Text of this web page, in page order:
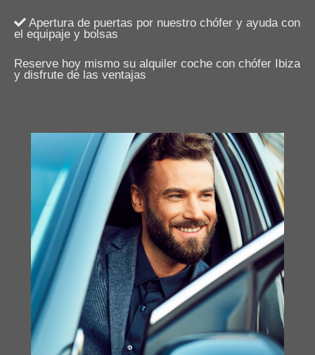
Apertura de puertas por nuestro chófer y ayuda con
el equipaje y bolsas
Reserve hoy mismo su alquiler coche con chófer Ibiza
y disfrute de las ventajas